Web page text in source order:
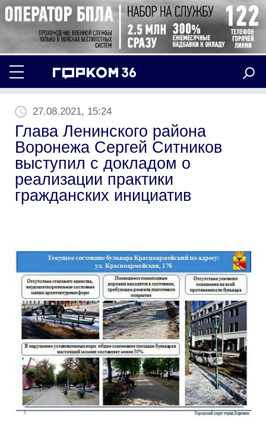
27.08.2021, 15:24
Глава Ленинского района
Воронежа Сергей Ситников
выступил с докладом о
реализации практики
гражданских инициатив